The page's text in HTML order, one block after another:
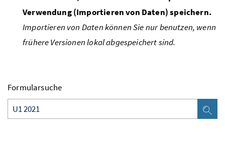
Verwendung (Importieren von Daten) speichern.
Importieren von Daten können Sie nur benutzen, wenn
frühere Versionen lokal abgespeichert sind.
Formularsuche